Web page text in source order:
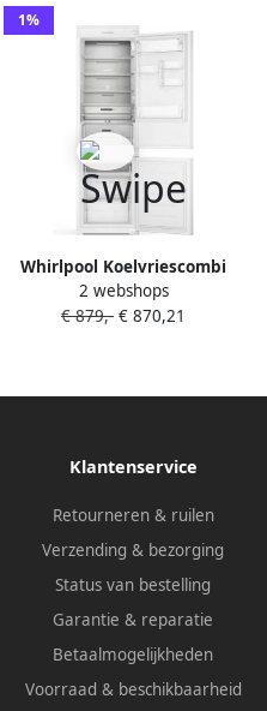
1%
Whirlpool Koelvriescombi
Inbouw WHC18T132 | Koel-
vriescombinaties |
2 webshops
€ 879,- € 870,21
Klantenservice
Retourneren & ruilen
Verzending & bezorging
Status van bestelling
Garantie & reparatie
Betaalmogelijkheden
Voorraad & beschikbaarheid